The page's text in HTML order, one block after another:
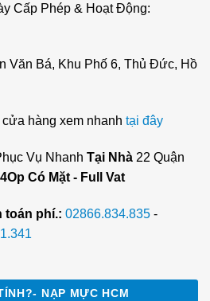
Cấp Phép & Hoạt Động:
Văn Bá, Khu Phố 6, Thủ Đức, Hồ
hàng xem nhanh tại đây
Vụ Nhanh Tại Nhà22 Quận
Có Mặt - Full Vat
toán phí.: 02866.834.835 -
NẠP MỰC HCM